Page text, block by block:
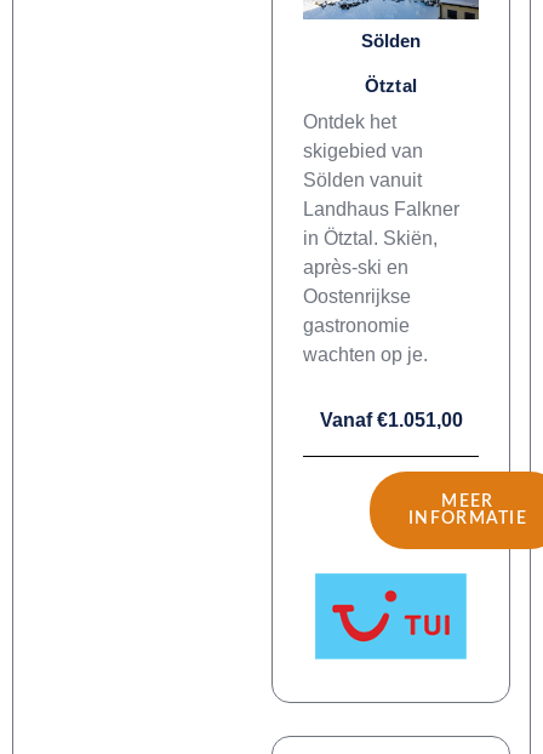
Sölden
Ötztal
Ontdek het
skigebied van
Sölden vanuit
Landhaus Falkner
in Ötztal. Skiën,
après-ski en
Oostenrijkse
gastronomie
wachten op je.
Vanaf €1.051,00
MEER
INFORMATIE